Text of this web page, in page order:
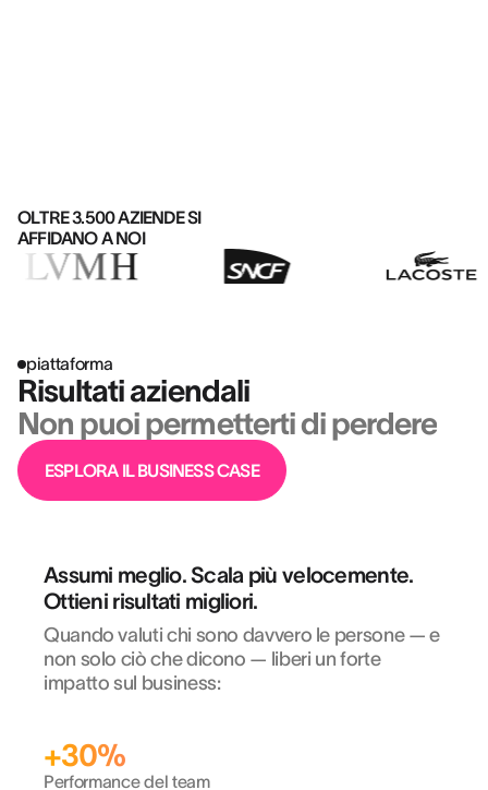
OLTRE 3.500 AZIENDE SI
AFFIDANO A NOI
piattaforma
Risultati aziendali
Non puoi permetterti di perdere
ESPLORA IL BUSINESS CASE
Assumi meglio. Scala più velocemente.
Ottieni risultati migliori.
Quando valuti chi sono davvero le persone — e
non solo ciò che dicono — liberi un forte
impatto sul business:
+30%
Performance del team